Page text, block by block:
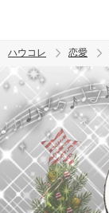
トレンド ワード
恋愛
ハウコレ 恋愛